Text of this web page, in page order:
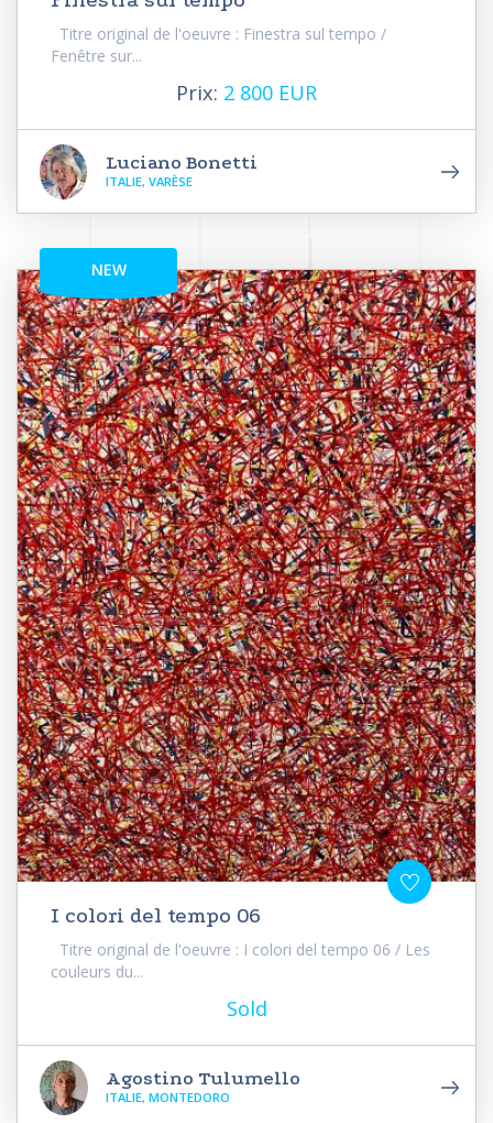
Titre original de l'oeuvre : Finestra sul tempo /
Fenêtre sur...
Prix: 2 800 EUR
Luciano Bonetti
ITALIE, VARÈSE
NEW
I colori del tempo 06
Titre original de l'oeuvre : I colori del tempo 06 / Les
couleurs du...
Sold
Agostino Tulumello
ITALIE, MONTEDORO